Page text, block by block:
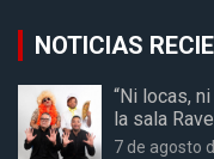
NOTICIAS
“Ni locas,
la sala
7 de agosto